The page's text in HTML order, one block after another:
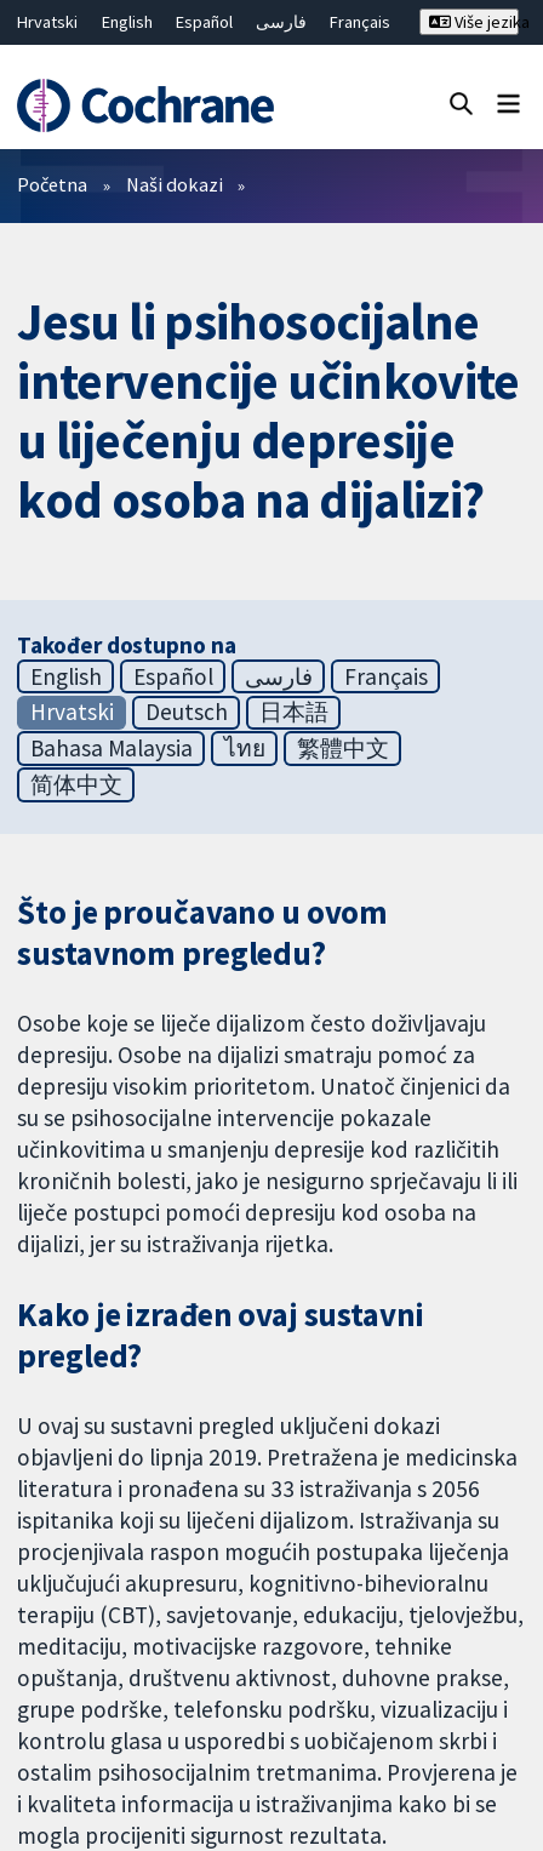
Hrvatski English Español فارسی
Français
繁體中文
简体中文
Više jezika
Prečistači
Početna Naši dokazi
Jesu li psihosocijalne
intervencije učinkovite
u liječenju depresije
kod osoba na dijalizi?
Također dostupno na
English
Español فارسی
Français
Hrvatski
Deutsch
日本語
Bahasa Malaysia
ไทย
繁體中文
简体中文
Što je proučavano u ovom
sustavnom pregledu?
Osobe koje se liječe dijalizom često doživljavaju
depresiju. Osobe na dijalizi smatraju pomoć za
depresiju visokim prioritetom. Unatoč činjenici da
su se psihosocijalne intervencije pokazale
učinkovitima u smanjenju depresije kod različitih
kroničnih bolesti, jako je nesigurno sprječavaju li ili
liječe postupci pomoći depresiju kod osoba na
dijalizi, jer su istraživanja rijetka.
Kako je izrađen ovaj sustavni
pregled?
U ovaj su sustavni pregled uključeni dokazi
objavljeni do lipnja 2019. Pretražena je medicinska
literatura i pronađena su 33 istraživanja s 2056
ispitanika koji su liječeni dijalizom. Istraživanja su
procjenjivala raspon mogućih postupaka liječenja
uključujući akupresuru, kognitivno-bihevioralnu
terapiju (CBT), savjetovanje, edukaciju, tjelovježbu,
meditaciju, motivacijske razgovore, tehnike
opuštanja, društvenu aktivnost, duhovne prakse,
grupe podrške, telefonsku podršku, vizualizaciju i
kontrolu glasa u usporedbi s uobičajenom skrbi i
ostalim psihosocijalnim tretmanima. Provjerena je
i kvaliteta informacija u istraživanjima kako bi se
mogla procijeniti sigurnost rezultata.